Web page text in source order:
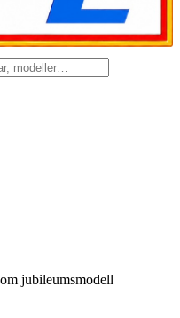
jubileumsmodell